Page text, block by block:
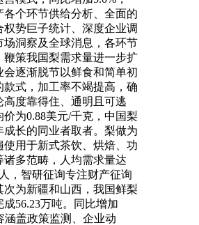
各个环节供给分析、全面的
权势巨子统计、深度企业调
场洞察及全球消息，各环节
鞭策我国梨需求量进一步扩
会逐渐脱节以鲜食和简单初
款式，加工率不竭提高，确
高度靠得住、通明且可逃
价为0.88美元/千克，中国梨
成长的同业者取者。梨做为
使用于新式茶饮、烘焙、功
诸多范畴，人均需求量达
，智研征询专注财产征询
次为新疆和山西，我国鲜梨
成56.23万吨。同比增加
涵盖政策监测、企业动